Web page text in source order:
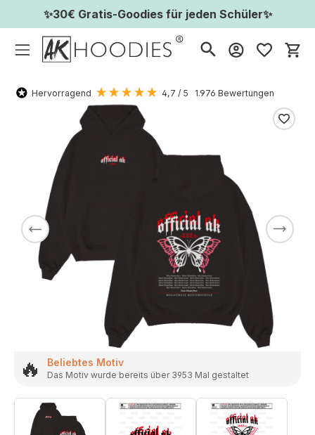
✨30€ Gratis-Goodies für jeden Schüler✨
Hervorragend 4,7 / 5 1.976 Bewertungen
🔥 Beliebtes Motiv
Das Motiv wurde bereits über 3953 Mal gestaltet